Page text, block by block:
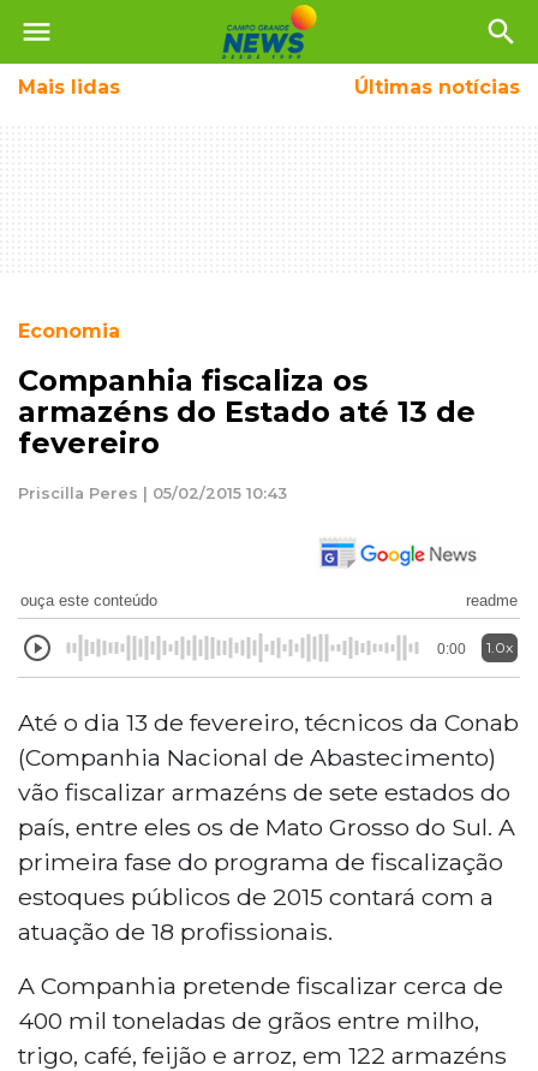
menu search
Mais lidas Últimas notícias
Economia
Companhia fiscaliza os
armazéns do Estado até 13 de
fevereiro
Priscilla Peres | 05/02/2015 10:43
ouça este conteúdo readme
0:00 1.0x
Até o dia 13 de fevereiro, técnicos da Conab
(Companhia Nacional de Abastecimento)
vão fiscalizar armazéns de sete estados do
país, entre eles os de Mato Grosso do Sul. A
primeira fase do programa de fiscalização
estoques públicos de 2015 contará com a
atuação de 18 profissionais.
A Companhia pretende fiscalizar cerca de
400 mil toneladas de grãos entre milho,
trigo, café, feijão e arroz, em 122 armazéns